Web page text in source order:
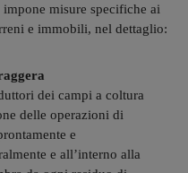
misure specifiche ai
e immobili, nel dettaglio:
dei campi a coltura
delle operazioni di
e
e all’interno alla